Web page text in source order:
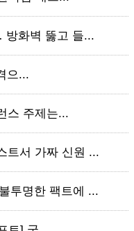
방화벽 뚫고 들...
으...
스 주제는...
트서 가짜 신원 ...
투명한 팩트에 ...